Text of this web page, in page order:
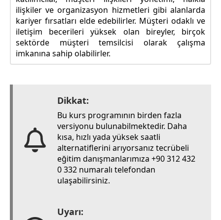
ilişkiler ve organizasyon hizmetleri gibi alanlarda
kariyer fırsatları elde edebilirler. Müşteri odaklı ve
iletişim becerileri yüksek olan bireyler, birçok
sektörde müşteri temsilcisi olarak çalışma
imkanına sahip olabilirler.
Dikkat:
Bu kurs programının birden fazla
versiyonu bulunabilmektedir. Daha
kısa, hızlı yada yüksek saatli
alternatiflerini arıyorsanız tecrübeli
eğitim danışmanlarımıza +90 312 432
0 332 numaralı telefondan
ulaşabilirsiniz.
Uyarı: